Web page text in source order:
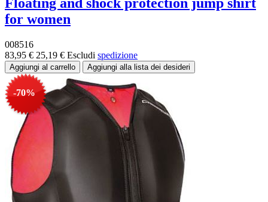
Floating and shock protection jump shirt
for women
008516
83,95 € 25,19 € Escludi spedizione
-70%